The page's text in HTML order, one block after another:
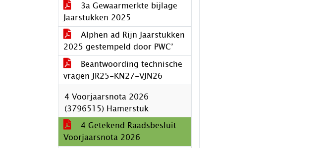
3a Gewaarmerkte bijlage
Jaarstukken 2025
Alphen ad Rijn Jaarstukken
2025 gestempeld door PWC’
Beantwoording technische
vragen JR25-KN27-VJN26
4 Voorjaarsnota 2026
(3796515) Hamerstuk
4 Getekend Raadsbesluit
Voorjaarsnota 2026